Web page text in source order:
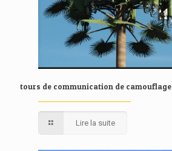
tours de communication de camouflage
Lire la suite